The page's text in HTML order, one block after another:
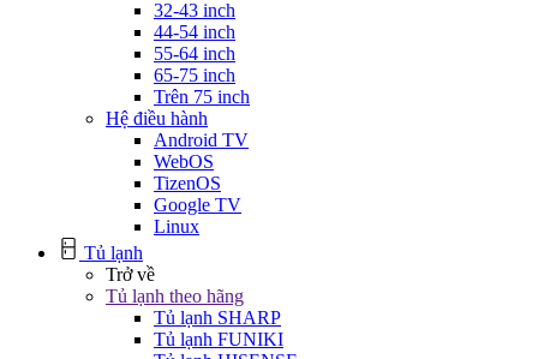
32-43 inch
44-54 inch
55-64 inch
65-75 inch
Trên 75 inch
Hệ điều hành
Android TV
WebOS
TizenOS
Google TV
Linux
Tủ lạnh
Trở về
Tủ lạnh theo hãng
Tủ lạnh SHARP
Tủ lạnh FUNIKI